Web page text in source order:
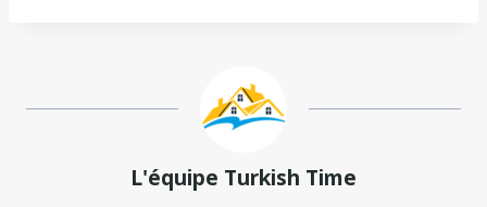
L'équipe Turkish Time